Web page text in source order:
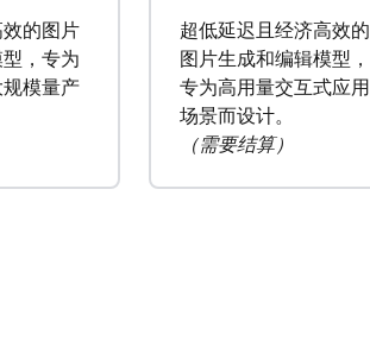
的图片
，专为
模量产
超低延迟且经济高效的
图片生成和编辑模型，
专为高用量交互式应用
场景而设计。
（需要结算）